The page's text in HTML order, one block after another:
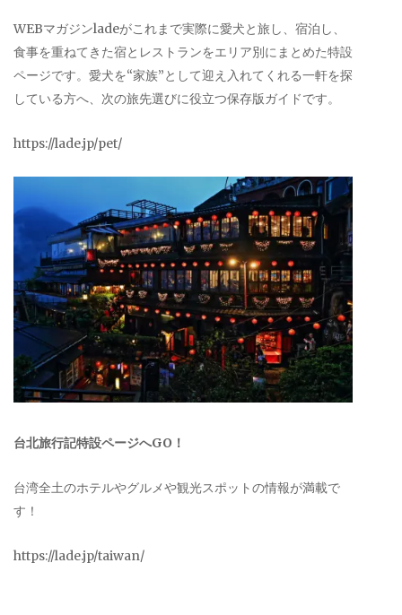
WEBマガジンladeがこれまで実際に愛犬と旅し、宿泊し、
食事を重ねてきた宿とレストランをエリア別にまとめた特設
ページです。愛犬を“家族”として迎え入れてくれる一軒を探
している方へ、次の旅先選びに役立つ保存版ガイドです。
https://lade.jp/pet/
台北旅行記特設ページへGO！
台湾全土のホテルやグルメや観光スポットの情報が満載で
す！
https://lade.jp/taiwan/